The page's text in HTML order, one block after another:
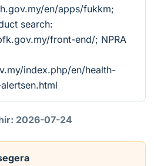
en/apps/fukkm;
search:
front-end/; NPRA
index.php/en/health-
2026-07-24